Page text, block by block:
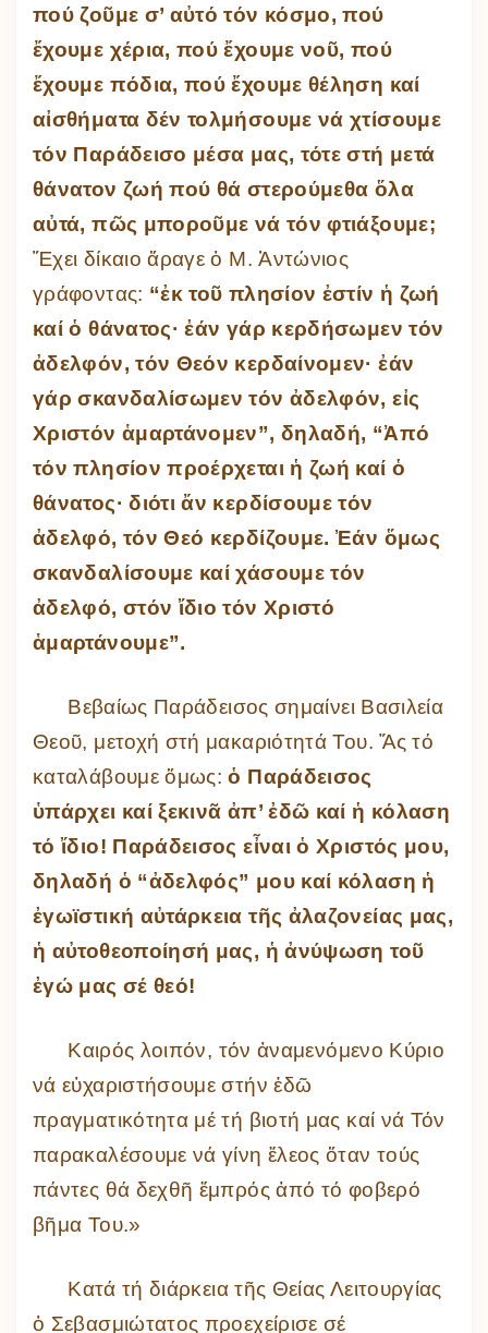
πού ζοῦμε σ’ αὐτό τόν κόσμο, πού
ἔχουμε χέρια, πού ἔχουμε νοῦ, πού
ἔχουμε πόδια, πού ἔχουμε θέληση καί
αἰσθήματα δέν τολμήσουμε νά χτίσουμε
τόν Παράδεισο μέσα μας, τότε στή μετά
θάνατον ζωή πού θά στερούμεθα ὅλα
αὐτά, πῶς μποροῦμε νά τόν φτιάξουμε;
Ἔχει δίκαιο ἄραγε ὁ Μ. Ἀντώνιος
γράφοντας: “ἐκ τοῦ πλησίον ἐστίν ἡ ζωή
καί ὁ θάνατος· ἐάν γάρ κερδήσωμεν τόν
ἀδελφόν, τόν Θεόν κερδαίνομεν· ἐάν
γάρ σκανδαλίσωμεν τόν ἀδελφόν, εἰς
Χριστόν ἁμαρτάνομεν”, δηλαδή, “Ἀπό
τόν πλησίον προέρχεται ἡ ζωή καί ὁ
θάνατος· διότι ἄν κερδίσουμε τόν
ἀδελφό, τόν Θεό κερδίζουμε. Ἐάν ὅμως
σκανδαλίσουμε καί χάσουμε τόν
ἀδελφό, στόν ἴδιο τόν Χριστό
ἁμαρτάνουμε”.
Βεβαίως Παράδεισος σημαίνει Βασιλεία
Θεοῦ, μετοχή στή μακαριότητά Του. Ἄς τό
καταλάβουμε ὅμως:ὁ Παράδεισος
ὑπάρχει καί ξεκινᾶ ἀπ’ ἐδῶ καί ἡ κόλαση
τό ἴδιο! Παράδεισος εἶναι ὁ Χριστός μου,
δηλαδή ὁ “ἀδελφός” μου καί κόλαση ἡ
ἐγωϊστική αὐτάρκεια τῆς ἀλαζονείας μας,
ἡ αὐτοθεοποίησή μας, ἡ ἀνύψωση τοῦ
ἐγώ μας σέ θεό!
Καιρός λοιπόν, τόν ἀναμενόμενο Κύριο
νά εὐχαριστήσουμε στήν ἐδῶ
πραγματικότητα μέ τή βιοτή μας καί νά Τόν
παρακαλέσουμε νά γίνη ἔλεος ὅταν τούς
πάντες θά δεχθῆ ἔμπρός ἀπό τό φοβερό
βῆμα Του.»
Κατά τή διάρκεια τῆς Θείας Λειτουργίας
ὁ Σεβασμιώτατος προεχείρισε σέ